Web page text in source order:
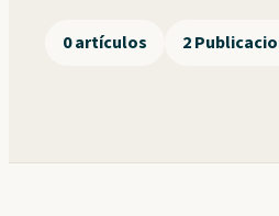
0 artículos 2